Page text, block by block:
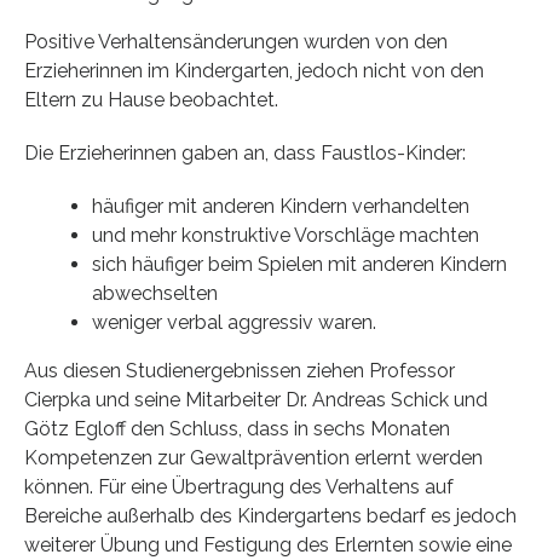
Positive Verhaltensänderungen wurden von den
Erzieherinnen im Kindergarten, jedoch nicht von den
Eltern zu Hause beobachtet.
Die Erzieherinnen gaben an, dass Faustlos-Kinder:
häufiger mit anderen Kindern verhandelten
und mehr konstruktive Vorschläge machten
sich häufiger beim Spielen mit anderen Kindern
abwechselten
weniger verbal aggressiv waren.
Aus diesen Studienergebnissen ziehen Professor
Cierpka und seine Mitarbeiter Dr. Andreas Schick und
Götz Egloff den Schluss, dass in sechs Monaten
Kompetenzen zur Gewaltprävention erlernt werden
können. Für eine Übertragung des Verhaltens auf
Bereiche außerhalb des Kindergartens bedarf es jedoch
weiterer Übung und Festigung des Erlernten sowie eine